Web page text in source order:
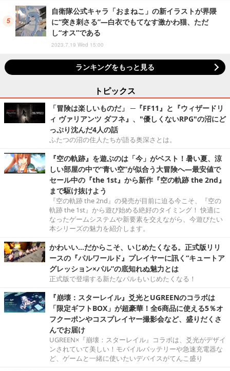
自衛隊公式キャラ「おまねこ」の新イラストが界隈
に“突き刺さる”―白衣でもてなす激かわ猫、ただ
し“オス”である
2023.7.19 Wed 15:00
ランキングをもっと見る
トピックス
「冒険は楽しいものだ」 ─『FF11』と『ウィザードリ
ィ ヴァリアンツ ダフネ』、"優しくないRPG"の沼にど
っぷり沈んだ4人の話
ふたつの沼の住人たちが語る奥深さとは。
『空の軌跡』を遊ぶのは「今」がベスト！暑い夏、涼
しい部屋の中で“青い空”が似合う大冒険へ―最安値で
セール中の『the 1st』から新作『空の軌跡 the 2nd』
まで駆け抜けよう
『空の軌跡 the 2nd』の発売が目前に迫る今こそ、『空の
軌跡 the 1st』から遊び始める絶好のタイミング！ 快適に
なったゲームシステムや新要素を交えながら、今遊びたい
本シリーズの魅力を紹介します。
かわいい…だからこそ、いじめたくなる。正式版リリ
ースの『パルワールド』プレイヤーに訊く“キュートア
グレッション×パル”の底知れぬ魅力とは
正式版で登場する新たなパルもいじめたくなる！
『崩壊：スターレイル』爻光とUGREENのコラボは
「限定ギフトBOX」が超豪華！全6商品に使える5％オ
フクーポンやコスプレイヤー撮影会など、盛りだくさ
んでお届け
UGREEN×『崩壊：スターレイル』コラボは、爻光がデザイ
ンされていて美しい！モバイルバッテリーや急速充電器な
ど、ゲームと一緒に使いたいデバイスがてんこ盛り